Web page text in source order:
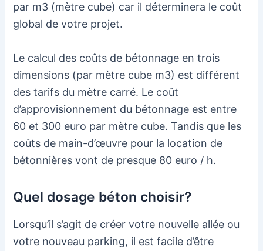
par m3 (mètre cube) car il déterminera le coût
global de votre projet.
Le calcul des coûts de bétonnage en trois
dimensions (par mètre cube m3) est différent
des tarifs du mètre carré. Le coût
d’approvisionnement du bétonnage est entre
60 et 300 euro par mètre cube. Tandis que les
coûts de main-d’œuvre pour la location de
bétonnières vont de presque 80 euro / h.
Quel dosage béton choisir?
Lorsqu’il s’agit de créer votre nouvelle allée ou
votre nouveau parking, il est facile d’être